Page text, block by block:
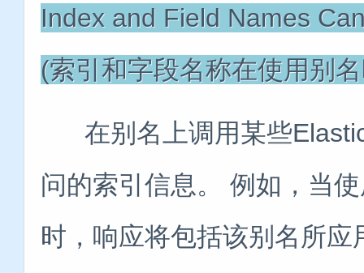
Index and Field Names
(索引和字段名称在使用别
在别名上调用某些
问的索引信息。 例如，当
时，响应将包括该别名所